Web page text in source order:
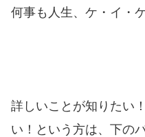
何事も人生、ケ・イ・
詳しいことが知りたい
い！という方は、下の